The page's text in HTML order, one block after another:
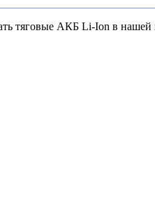
тяговые АКБ Li-Ion в